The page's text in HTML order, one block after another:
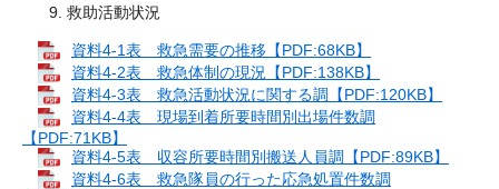
救助活動状況
資料4-1表 救急需要の推移【PDF:68KB】
資料4-2表 救急体制の現況【PDF:138KB】
資料4-3表 救急活動状況に関する調【PDF:120KB】
資料4-4表 現場到着所要時間別出場件数調
【PDF:71KB】
資料4-5表 収容所要時間別搬送人員調【PDF:89KB】
資料4-6表 救急隊員の行った応急処置件数調